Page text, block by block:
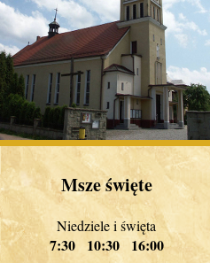
Msze święte
Niedziele i święta
7:30 10:30 16:00